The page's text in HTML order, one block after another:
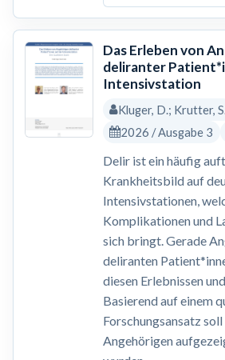
Das Erleben von
deliranter
Intensivstation
Kluger, D.; Krutter,
2026 / Ausgabe 3
Delir ist ein häufig
Krankheitsbild auf
Intensivstationen,
Komplikationen und
sich bringt. Gerade
deliranten
diesen Erlebnissen
Basierend auf einem
Forschungsansatz
Angehörigen